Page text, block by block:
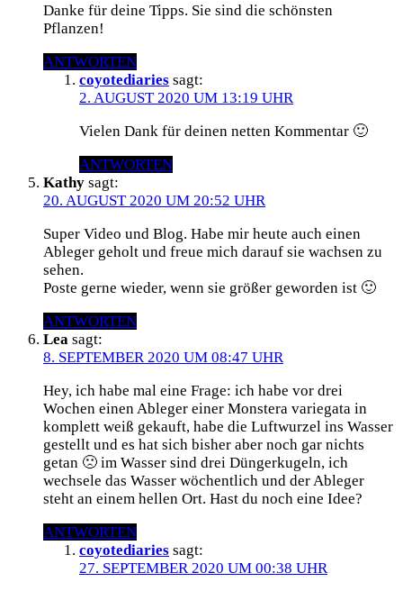
Danke für deine Tipps. Sie sind die schönsten
Pflanzen!
ANTWORTEN
coyotediaries sagt:
2. AUGUST 2020 UM 13:19 UHR
Vielen Dank für deinen netten Kommentar 🙂
ANTWORTEN
Kathy sagt:
20. AUGUST 2020 UM 20:52 UHR
Super Video und Blog. Habe mir heute auch einen
Ableger geholt und freue mich darauf sie wachsen zu
sehen.
Poste gerne wieder, wenn sie größer geworden ist 🙂
ANTWORTEN
Lea sagt:
8. SEPTEMBER 2020 UM 08:47 UHR
Hey, ich habe mal eine Frage: ich habe vor drei
Wochen einen Ableger einer Monstera variegata in
komplett weiß gekauft, habe die Luftwurzel ins Wasser
gestellt und es hat sich bisher aber noch gar nichts
getan 🙁 im Wasser sind drei Düngerkugeln, ich
wechsele das Wasser wöchentlich und der Ableger
steht an einem hellen Ort. Hast du noch eine Idee?
ANTWORTEN
coyotediaries sagt:
27. SEPTEMBER 2020 UM 00:38 UHR